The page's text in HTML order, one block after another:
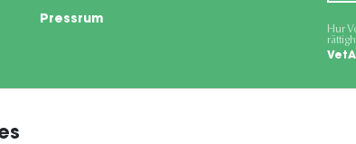
Pressrum
Hur
Google